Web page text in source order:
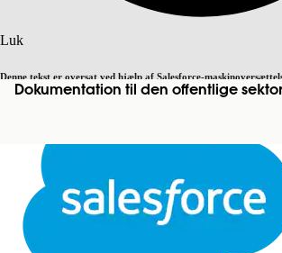
Luk
Denne tekst er oversat ved hjælp af Salesforce-
detaljerher . Skift til engelsk Ikke nu
Luk
Dokumentation til den offentlige sektor